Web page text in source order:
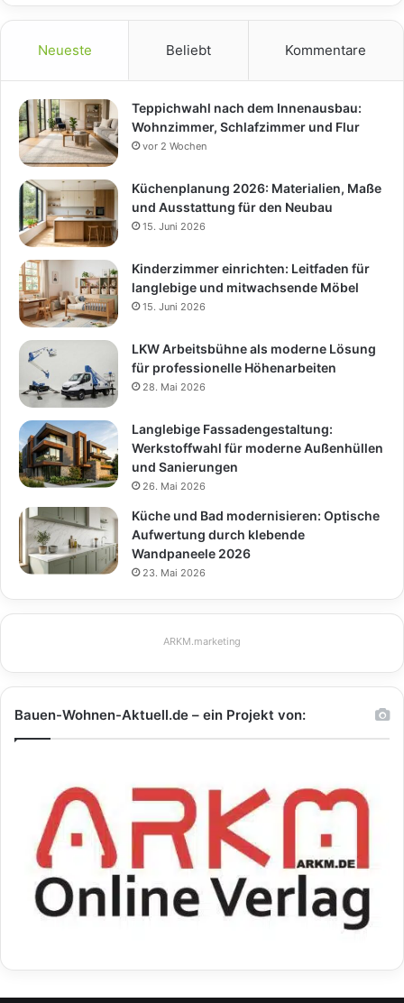
Neueste Beliebt Kommentare
Teppichwahl nach dem Innenausbau:
Wohnzimmer, Schlafzimmer und Flur
vor 2 Wochen
Küchenplanung 2026: Materialien, Maße
und Ausstattung für den Neubau
15. Juni 2026
Kinderzimmer einrichten: Leitfaden für
langlebige und mitwachsende Möbel
15. Juni 2026
LKW Arbeitsbühne als moderne Lösung
für professionelle Höhenarbeiten
28. Mai 2026
Langlebige Fassadengestaltung:
Werkstoffwahl für moderne Außenhüllen
und Sanierungen
26. Mai 2026
Küche und Bad modernisieren: Optische
Aufwertung durch klebende
Wandpaneele 2026
23. Mai 2026
ARKM.marketing
Bauen-Wohnen-Aktuell.de – ein Projekt von: